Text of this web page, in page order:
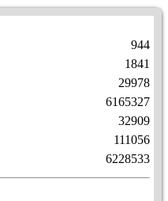
944
1841
29978
6165327
32909
111056
6228533